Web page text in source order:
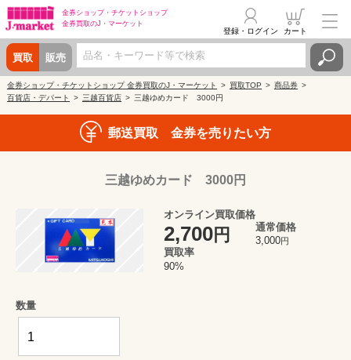
金券ショップ・ チケットショップ
金券買取のJ・マーケット
買取 販売
登録・ログイン カート
金券ショップ・チケットショップ 金券買取のJ・マーケット 買取TOP
商品券
百貨店・デパート
三越百貨店 三越ゆめカード 3000円
郵送買取 金券を売りたい方
三越ゆめカード 3000円
オンライン買取価格
2,700円
通常価格
3,000円
買取率
90%
数量